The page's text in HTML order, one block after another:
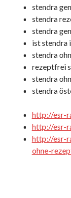
stendra
stendra
stendra
ist stendra
stendra
rezeptfrei
stendra
stendra
http://esr-
http://esr-
http://esr-
ohne-